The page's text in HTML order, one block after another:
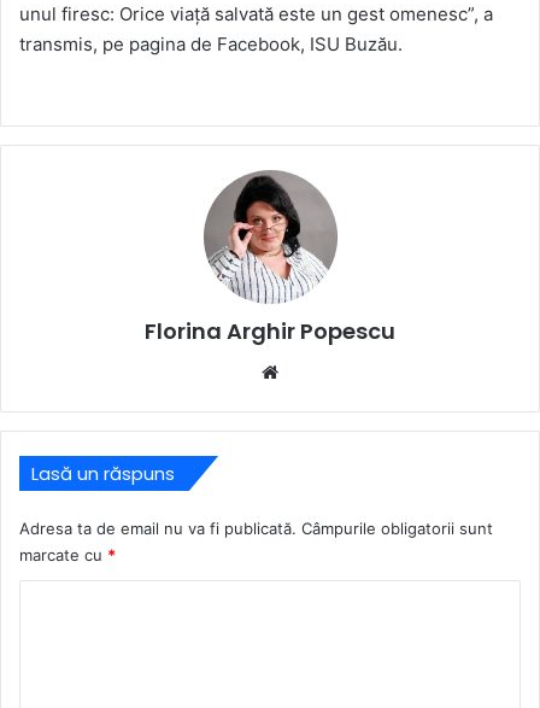
unul firesc: Orice viaţă salvată este un gest omenesc”, a
transmis, pe pagina de Facebook, ISU Buzău.
Florina Arghir Popescu
Lasă un răspuns
Adresa ta de email nu va fi publicată. Câmpurile obligatorii sunt
marcate cu *